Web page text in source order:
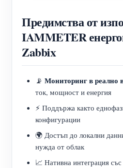
Предимства от
IAMMETER
Zabbix
📡 Мониторинг в реално
ток, мощност и енергия
⚡ Поддържа както
конфигурации
🌍 Достъп до локални
нужда от облак
📈 Нативна интеграция